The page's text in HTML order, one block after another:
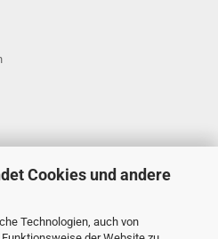
Cookies und andere
Technologien, auch von